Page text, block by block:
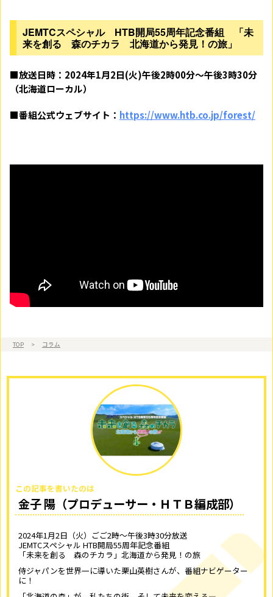
JEMTCスペシャル HTB開局55周年記念番組 「未
来を創る 森のチカラ 北海道から発見！の旅」
■放送日時：2024年1月2日(火)午後2時00分～午後3時30分
（北海道ローカル）
■番組公式ウェブサイト： https://www.htb.co.jp/forest/
TOP > コラム
この記事を書いたのは
金子 陽（プロデューサー・ＨＴＢ編成部）
2024年1月2日（火）ごご2時～午後3時30分放送
JEMTCスペシャル HTB開局55周年記念番組
「未来を創る 森のチカラ」北海道から発見！の旅
侍ジャパンを世界一に導いた栗山英樹さんが、番組ナビゲーター
に！